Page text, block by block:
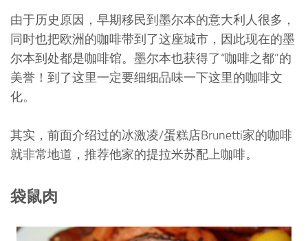
由于历史原因，早期移民到墨尔本的意大利人很多，
同时也把欧洲的咖啡带到了这座城市，因此现在的墨
尔本到处都是咖啡馆。墨尔本也获得了“咖啡之都”的
美誉！到了这里一定要细细品味一下这里的咖啡文
化。
其实，前面介绍过的冰激凌/蛋糕店Brunetti家的咖啡
就非常地道，推荐他家的提拉米苏配上咖啡。
袋鼠肉